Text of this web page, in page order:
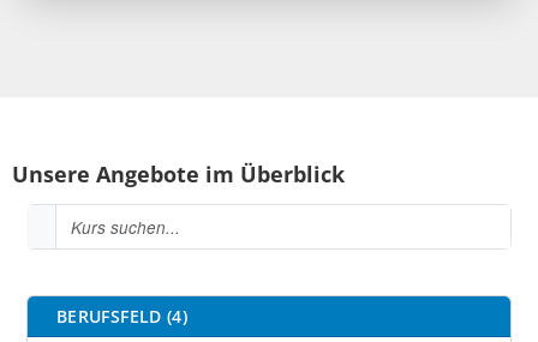
Unsere Angebote im Überblick
Kurssuche
Kurs suchen
Kursfilter
BERUFSFELD (4)